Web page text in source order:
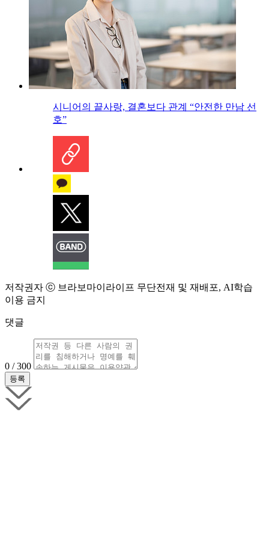
시니어의 끝사랑, 결혼보다 관계 “안전한 만남 선
호”
저작권자 ⓒ 브라보마이라이프 무단전재 및 재배포, AI학습
이용 금지
댓글
0 / 300